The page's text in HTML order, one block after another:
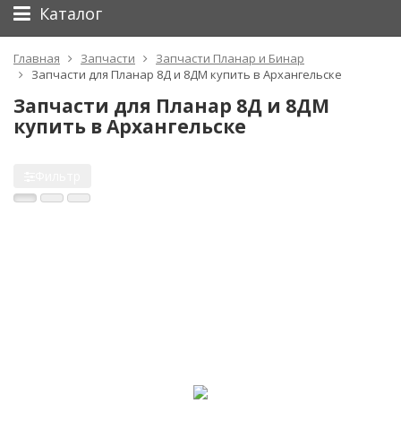
Каталог
Главная Запчасти
Запчасти Планар и Бинар
Запчасти для Планар 8Д и 8ДМ купить в Архангельске
Запчасти для Планар 8Д и 8ДМ
купить в Архангельске